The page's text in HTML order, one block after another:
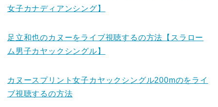
女子カナディアンシング】
足立和也のカヌーをライブ視聴するの方法【スラロー
ム男子カヤックシングル】
カヌースプリント女子カヤックシングル200mのをライ
ブ視聴するの方法